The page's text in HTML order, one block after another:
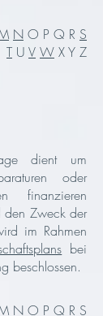
N O P Q R S
T U V W X Y Z
dient um
oder
finanzieren
Zweck der
im Rahmen
bei
beschlossen.
N O P Q R S